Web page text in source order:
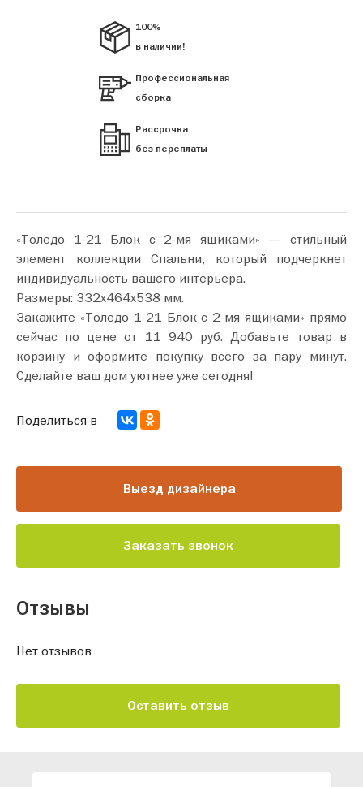
100%
в наличии!
Профессиональная
сборка
Рассрочка
без переплаты
«Толедо 1-21 Блок с 2-мя ящиками» — стильный
элемент коллекции Спальни, который подчеркнет
индивидуальность вашего интерьера.
Размеры: 332х464х538 мм.
Закажите «Толедо 1-21 Блок с 2-мя ящиками» прямо
сейчас по цене от 11 940 руб. Добавьте товар в
корзину и оформите покупку всего за пару минут.
Сделайте ваш дом уютнее уже сегодня!
Выезд дизайнера
Заказать звонок
Поделиться в
Отзывы
Нет отзывов
Оставить отзыв